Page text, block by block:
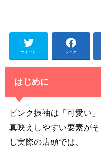
ツイート シェア
はじめに
ピンク振袖は「可愛い
真映えしやすい要素が
し実際の店頭では、